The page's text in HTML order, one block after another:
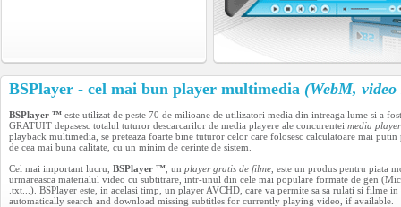
BSPlayer - cel mai bun player multimedia (WebM,
BSPlayer ™ este utilizat de peste 70 de milioane de utilizatori media din intreaga lume si a
GRATUIT depasesc totalul tuturor descarcarilor de media playere ale concurentei media
playback multimedia, se preteaza foarte bine tuturor celor care folosesc calculatoare mai
de cea mai buna calitate, cu un minim de cerinte de sistem.
Cel mai important lucru, BSPlayer ™ , un player gratis de filme , este un produs pentru piata
urmareasca materialul video cu subtitrare, intr-unul din cele mai populare formate de gen
.txt...). BSPlayer este, in acelasi timp, un player AVCHD, care va permite sa sa rulati si
automatically search and download missing subtitles for currently playing video, if available.